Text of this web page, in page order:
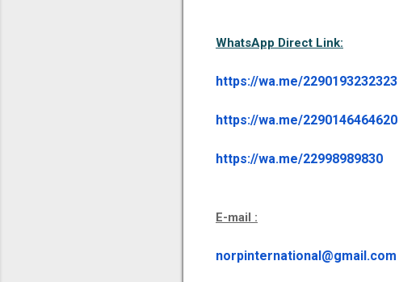
WhatsApp Direct Link:
https://wa.me/2290193232323
https://wa.me/2290146464620
https://wa.me/22998989830
E-mail :
norpinternational@gmail.com